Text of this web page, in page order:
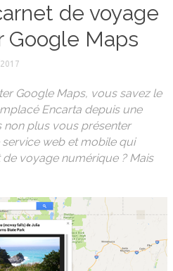
de voyage
Google Maps
Google Maps, vous savez le
Encarta depuis une
non plus vous présenter
web et mobile qui
voyage numérique ? Mais